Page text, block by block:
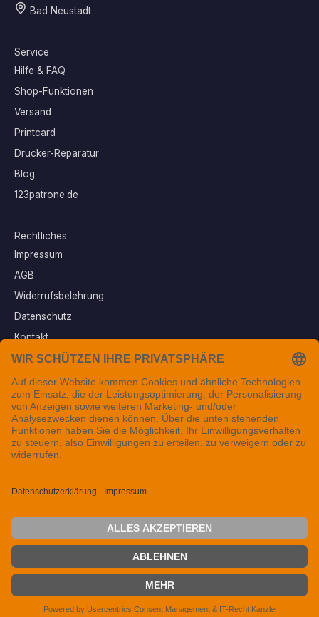
Bad Neustadt
Service
Hilfe & FAQ
Shop-Funktionen
Versand
Printcard
Drucker-Reparatur
Blog
123patrone.de
Rechtliches
Impressum
AGB
Widerrufsbelehrung
Datenschutz
Kontakt
Vertrag widerrufen
Sichere Zahlungsarten
© 2026 Tintenfuzzy® - Alle Rechte vorbehalten. Seit 1999 in